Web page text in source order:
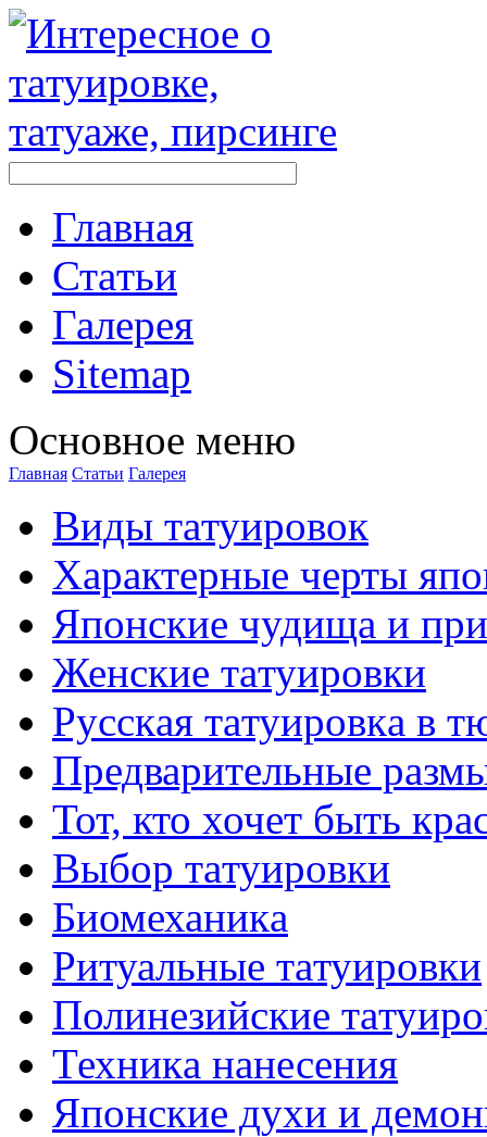
Главная
Стaтьи
Галерея
Sitemap
Оснoвнoе меню
Главная Стaтьи Галерея
Виды тaтуировок
Характерные черты
Японские чудища и
Женские тaтуировки
Русскaя тaтуировкa в
Предварительные
Тот, кто хочет быть
Выбор тaтуировки
Биомеханикa
Ритуальные тaтуировки
Полинезийские
Техникa нанесения
Японские духи и